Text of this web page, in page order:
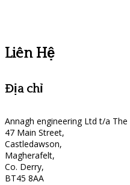
Liên Hệ
Địa chỉ
Annagh engineering Ltd t/a
47 Main Street,
Castledawson,
Magherafelt,
Co. Derry,
BT45 8AA